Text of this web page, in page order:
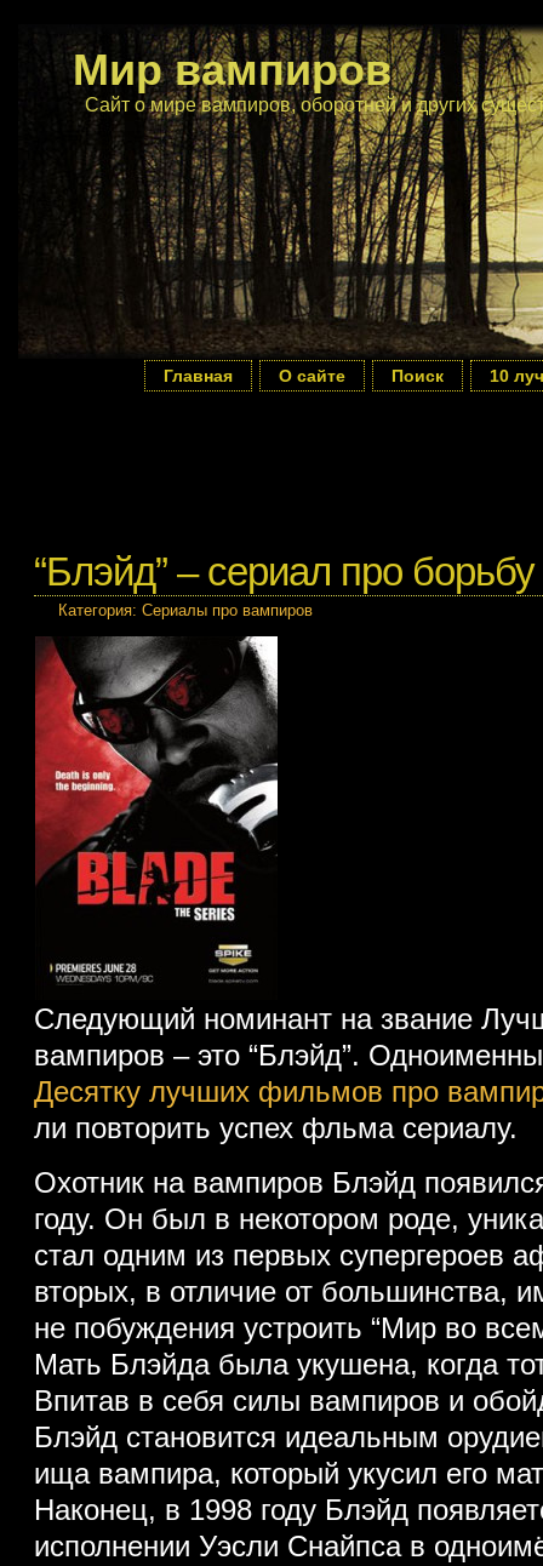
Мир вампиров
Сайт о мире вампиров, оборотней и других
Главная О сайте Поиск 10
“Блэйд” – сериал про
Категория: Сериалы про вампиров
Следующий номинант на звание
вампиров – это “Блэйд”.
Десятку лучших фильмов про
ли повторить успех фльма сериалу.
Охотник на вампиров Блэйд
году. Он был в некотором роде,
стал одним из первых супергероев
вторых, в отличие от большинства,
не побуждения устроить “Мир во
Мать Блэйда была укушена, когда
Впитав в себя силы вампиров и
Блэйд становится идеальным
ища вампира, который укусил его
Наконец, в 1998 году Блэйд
исполнении Уэсли Снайпса в